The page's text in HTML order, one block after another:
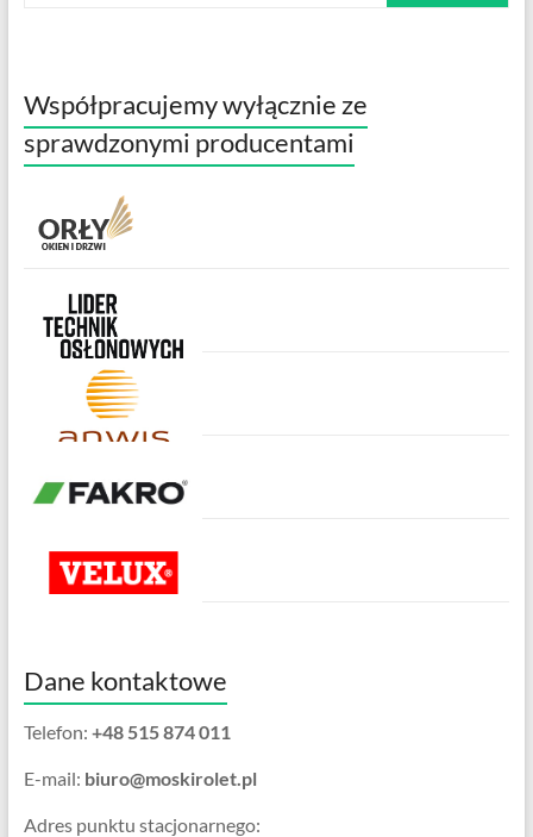
Współpracujemy wyłącznie ze
sprawdzonymi producentami
Dane kontaktowe
Telefon: +48 515 874 011
E-mail: biuro@moskirolet.pl
Adres punktu stacjonarnego: